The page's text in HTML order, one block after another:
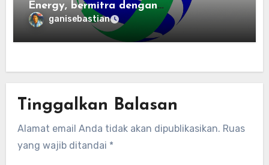
Energy, bermitra dengan
Zhuochuangtong untuk mempercepat
transisi energi Indonesia — raksasa
energi global bergabung dengan tim
terbarukan dan infrastruktur listrik
ganisebastian
Tinggalkan Balasan
Alamat email Anda tidak akan dipublikasikan. Ruas
yang wajib ditandai *